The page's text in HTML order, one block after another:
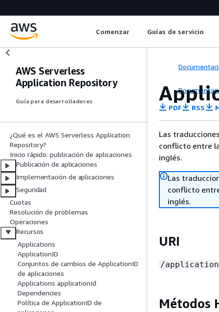
Comenzar Guías de servicio
AWS Serverless
Application Repository
Guía para desarrolladores
¿Qué es el AWS Serverless Application
Repository?
Inicio rápido: publicación de aplicaciones
Publicación de aplicaciones
Implementación de aplicaciones
Seguridad
Cuotas
Resolución de problemas
Operaciones
Recursos
Applications
ApplicationID
Conjuntos de cambios de ApplicationID
de aplicaciones
Applications applicationId
Dependencies
Política de ApplicationID de
PDF RSS
Las
conflicto entre
inglés.
Las
conflicto
inglés.
URI
/
Métodos